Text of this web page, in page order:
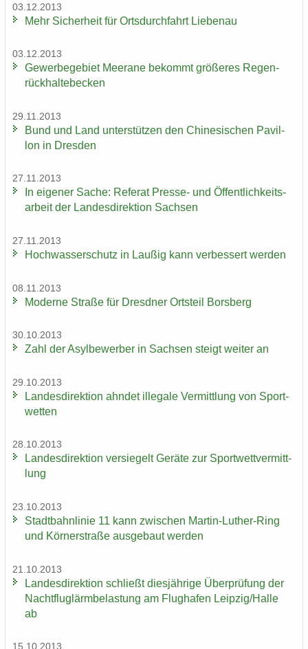
03.12.2013
Mehr Si­cher­heit für Orts­durch­fahrt Lie­be­nau
03.12.2013
Ge­wer­be­ge­biet Meer­a­ne be­kommt grö­ße­res Re­gen­
rück­hal­te­be­cken
29.11.2013
Bund und Land un­ter­stüt­zen den Chi­ne­si­schen Pa­vil­
lon in Dres­den
27.11.2013
In ei­ge­ner Sache: Re­fe­rat Presse-​ und Öf­fent­lich­keits­
ar­beit der Lan­des­di­rek­ti­on Sach­sen
27.11.2013
Hoch­was­ser­schutz in Lau­ßig kann ver­bes­sert wer­den
08.11.2013
Mo­der­ne Stra­ße für Dresd­ner Orts­teil Borsberg
30.10.2013
Zahl der Asyl­be­wer­ber in Sach­sen steigt wei­ter an
29.10.2013
Lan­des­di­rek­ti­on ahn­det il­le­ga­le Ver­mitt­lung von Sport­
wet­ten
28.10.2013
Lan­des­di­rek­ti­on ver­sie­gelt Ge­rä­te zur Sport­wett­ver­mitt­
lung
23.10.2013
Stadt­bahn­li­nie 11 kann zwi­schen Martin-​Luther-Ring
und Körn­er­stra­ße aus­ge­baut wer­den
21.10.2013
Lan­des­di­rek­ti­on schließt dies­jäh­ri­ge Über­prü­fung der
Nacht­flug­lärm­be­las­tung am Flug­ha­fen Leip­zig/Halle
ab
15.10.2013